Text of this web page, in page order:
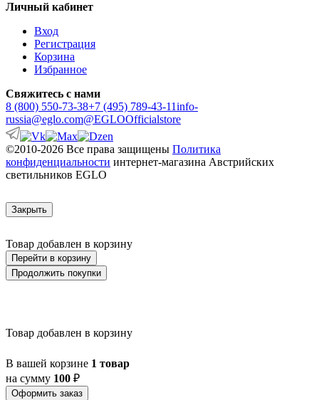
Личный кабинет
Вход
Регистрация
Корзина
Избранное
Свяжитесь с нами
8 (800) 550-73-38+7 (495) 789-43-11info-
russia@eglo.com@EGLOOfficialstore
©2010-2026 Все права защищены Политика
конфиденциальности интернет-магазина Австрийских
светильников EGLO
Закрыть
Товар добавлен в корзину
Перейти в корзину
Продолжить покупки
Товар добавлен в корзину
В вашей корзине 1 товар
на сумму 100 ₽
Оформить заказ